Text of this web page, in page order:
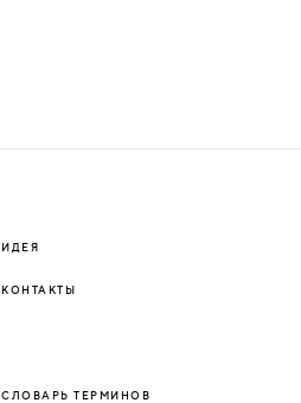
ИДЕЯ
КОНТАКТЫ
СЛОВАРЬ ТЕРМИНОВ